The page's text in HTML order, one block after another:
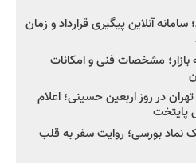
سامانه آنلاین پیگیری قرارداد و زمان
مشخصات فنی و امکانات
فنی تهران در روز اربعین حسینی؛ اعلام
پایتخت
یک نماد بورسی؛ روایت سفر به قلب